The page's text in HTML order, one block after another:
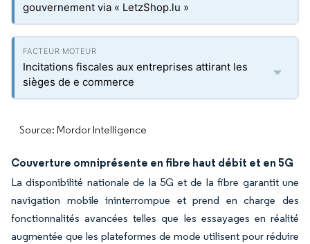
gouvernement via « LetzShop.lu »
Incitations fiscales aux entreprises attirant les
sièges de e commerce
Source: Mordor Intelligence
Couverture omniprésente en fibre haut débit et en 5G
La disponibilité nationale de la 5G et de la fibre garantit une
navigation mobile ininterrompue et prend en charge des
fonctionnalités avancées telles que les essayages en réalité
augmentée que les plateformes de mode utilisent pour réduire